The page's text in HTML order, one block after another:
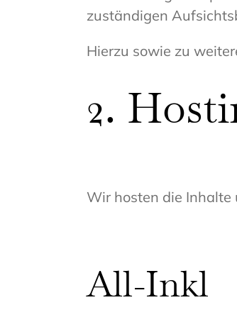
zuständigen
Hierzu sowie zu
2.
Wir hosten die Inhalte
All-Inkl